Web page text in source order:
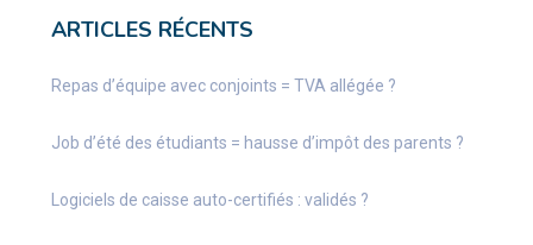
ARTICLES RÉCENTS
Repas d’équipe avec conjoints = TVA allégée ?
Job d’été des étudiants = hausse d’impôt des parents ?
Logiciels de caisse auto-certifiés : validés ?